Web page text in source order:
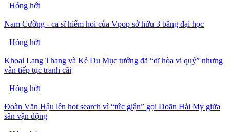
Hóng hớt
Nam Cường - ca sĩ hiếm hoi của Vpop sở hữu 3 bằng đại học
Hóng hớt
Khoai Lang Thang và Kẻ Du Mục tưởng đã “dĩ hòa vi quý” nhưng
vẫn tiếp tục tranh cãi
Hóng hớt
Đoàn Văn Hậu lên hot search vì “tức giận” gọi Doãn Hải My giữa
sân vận động